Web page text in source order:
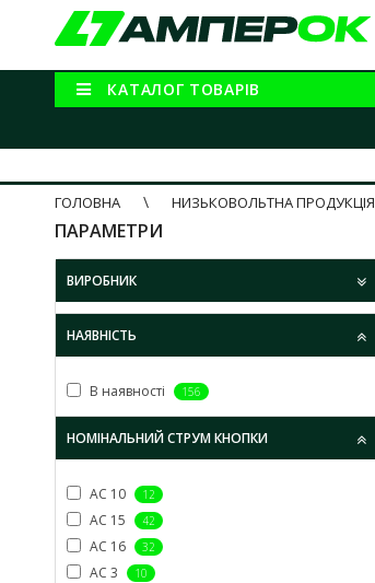
КАТАЛОГ ТОВАРІВ
ГОЛОВНА
НИЗЬКОВОЛЬТНА ПРОДУКЦІЯ
ПАРАМЕТРИ
ВИРОБНИК
НАЯВНІСТЬ
В наявності 156
НОМІНАЛЬНИЙ СТРУМ КНОПКИ
AC 10 12
AC 15 42
AC 16 32
AC 3 10